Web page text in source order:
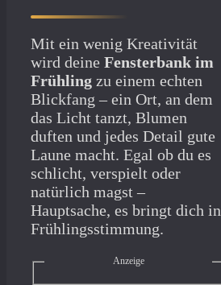
Mit ein wenig Kreativität
wird deine Fensterbank im
Frühling zu einem echten
Blickfang – ein Ort, an dem
das Licht tanzt, Blumen
duften und jedes Detail gute
Laune macht. Egal ob du es
schlicht, verspielt oder
natürlich magst –
Hauptsache, es bringt dich in
Frühlingsstimmung.
Anzeige